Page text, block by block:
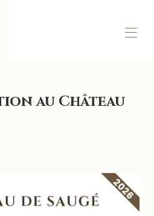
chambres ▾
au Château